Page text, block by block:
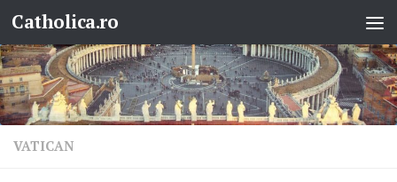
Skip to content
Catholica.ro
VATICAN